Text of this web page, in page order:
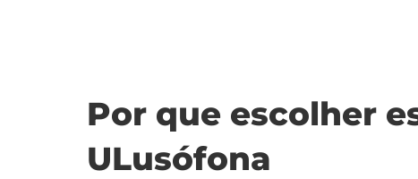
Por que escolher
ULusófona